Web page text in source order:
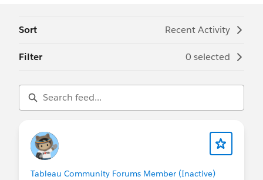
Sort Recent Activity
Filter 0 selected
Tableau Community Forums Member (Inactive)